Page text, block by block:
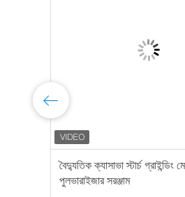
বৈদ্যুতিক ক্যাসাভা স্টার্চ গ্রাইন্ডিং
পুলভারাইজার সরঞ্জাম